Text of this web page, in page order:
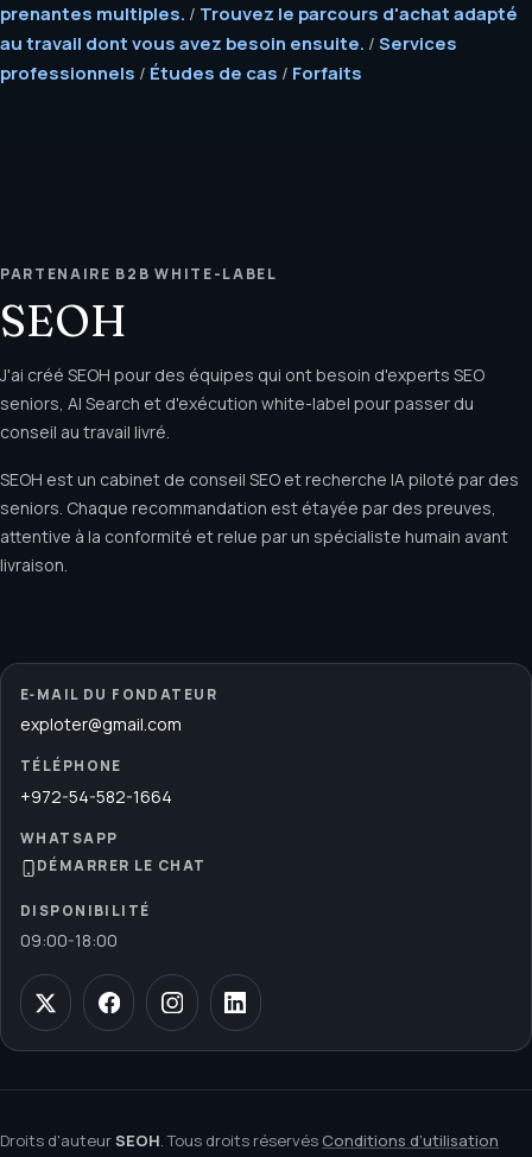
prenantes multiples. / Trouvez le parcours d'achat adapté
au travail dont vous avez besoin ensuite. / Services
professionnels / Études de cas / Forfaits
PARTENAIRE B2B WHITE-LABEL
SEOH
J'ai créé SEOH pour des équipes qui ont besoin d'experts SEO
seniors, AI Search et d'exécution white-label pour passer du
conseil au travail livré.
SEOH est un cabinet de conseil SEO et recherche IA piloté par des
seniors. Chaque recommandation est étayée par des preuves,
attentive à la conformité et relue par un spécialiste humain avant
livraison.
E‑MAIL DU FONDATEUR
exploter@gmail.com
TÉLÉPHONE
+972-54-582-1664
WHATSAPP
DÉMARRER LE CHAT
DISPONIBILITÉ
09:00-18:00
Droits d'auteurSEOH. Tous droits réservésConditions d’utilisation